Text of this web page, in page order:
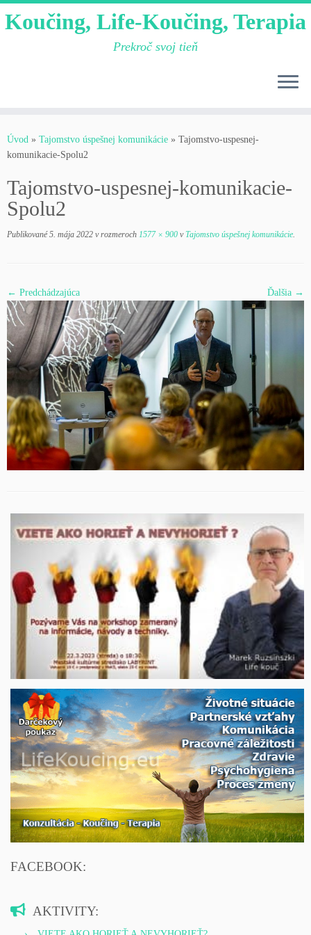
content
Koučing, Life-Koučing, Terapia
Prekroč svoj tieň
Úvod » Tajomstvo úspešnej komunikácie » Tajomstvo-uspesnej-
komunikacie-Spolu2
Tajomstvo-uspesnej-komunikacie-
Spolu2
Publikované 5. mája 2022 v rozmeroch 1577 × 900 vTajomstvo úspešnej komunikácie.
← Predchádzajúca Ďalšia →
FACEBOOK:
AKTIVITY: